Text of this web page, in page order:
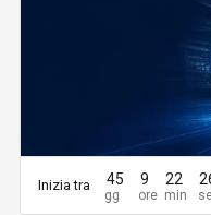
Inizia tra 45 9 22